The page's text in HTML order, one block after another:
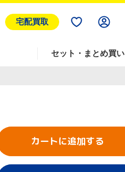
宅配買取
セット・まとめ買い
カートに追加する